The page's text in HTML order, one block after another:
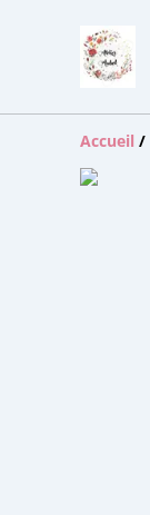
Accueil /